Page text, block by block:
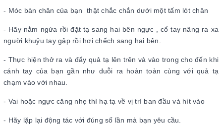
- Móc bàn chân của bạn thật chắc chắn dưới một tấm lót chân
- Hãy nằm ngửa rồi đặt tạ sang hai bên ngực , cổ tay nâng ra xa
người khuỷu tay gập rồi hơi chếch sang hai bên.
- Thực hiện thở ra và đẩy quả tạ lên trên và vào trong cho đến khi
cánh tay của bạn gần như duỗi ra hoàn toàn cùng với quả tạ
chạm vào với nhau.
- Vai hoặc ngực căng nhẹ thì hạ tạ về vị trí ban đầu và hít vào
- Hãy lặp lại động tác với đúng số lần mà bạn yêu cầu.